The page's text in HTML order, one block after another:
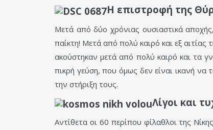
Η επιστροφή της
Μετά από δύο χρόνιας ουσιαστικά
παίκτη! Μετά από πολύ καιρό και εξ
ακούστηκαν μετά από πολύ καιρό και τα
πικρή γεύση, που όμως δεν είναι ικανή
την στήριξη τους.
Λίγοι και
Αντίθετα οι 60 περίπου φίλαθλοι της